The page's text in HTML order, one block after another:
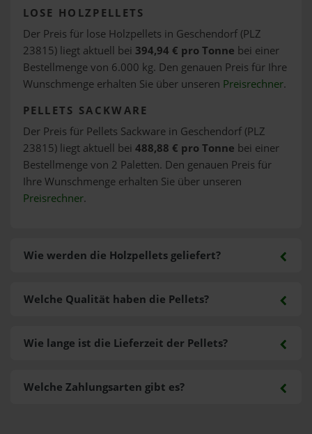
LOSE HOLZPELLETS
Der Preis für lose Holzpellets in Geschendorf (PLZ
23815) liegt aktuell bei 394,94 € pro Tonne bei einer
Bestellmenge von 6.000 kg. Den genauen Preis für Ihre
Wunschmenge erhalten Sie über unseren Preisrechner.
PELLETS SACKWARE
Der Preis für Pellets Sackware in Geschendorf (PLZ
23815) liegt aktuell bei 488,88 € pro Tonne bei einer
Bestellmenge von 2 Paletten. Den genauen Preis für
Ihre Wunschmenge erhalten Sie über unseren
Preisrechner.
Wie werden die Holzpellets geliefert?
Welche Zahlungsarten gibt es?
Welche Qualität haben die Pellets?
Wie lange ist die Lieferzeit der Pellets?